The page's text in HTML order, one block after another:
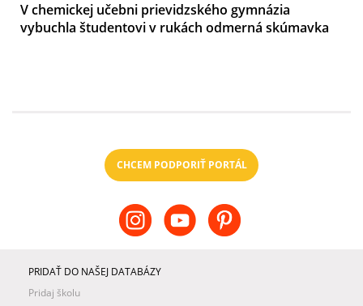
V chemickej učebni prievidzského gymnázia
vybuchla študentovi v rukách odmerná skúmavka
CHCEM PODPORIŤ PORTÁL
PRIDAŤ DO NAŠEJ DATABÁZY
Pridaj školu